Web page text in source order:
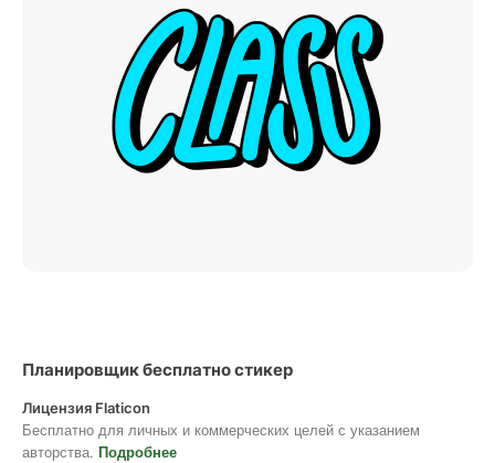
Планировщик бесплатно стикер
Лицензия Flaticon
Бесплатно для личных и коммерческих целей с указанием
авторства. Подробнее